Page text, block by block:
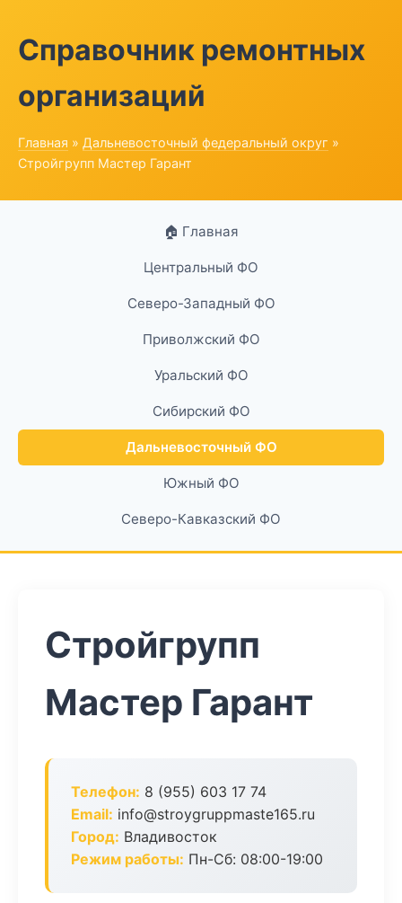
Справочник ремонтных
организаций
Главная » Дальневосточный федеральный округ »
Стройгрупп Мастер Гарант
🏠 Главная
Центральный ФО
Северо-Западный ФО
Приволжский ФО
Уральский ФО
Сибирский ФО
Дальневосточный ФО
Южный ФО
Северо-Кавказский ФО
Стройгрупп
Мастер Гарант
Телефон: 8 (955) 603 17 74
Email: info@stroygruppmaste165.ru
Город: Владивосток
Режим работы: Пн-Сб: 08:00-19:00